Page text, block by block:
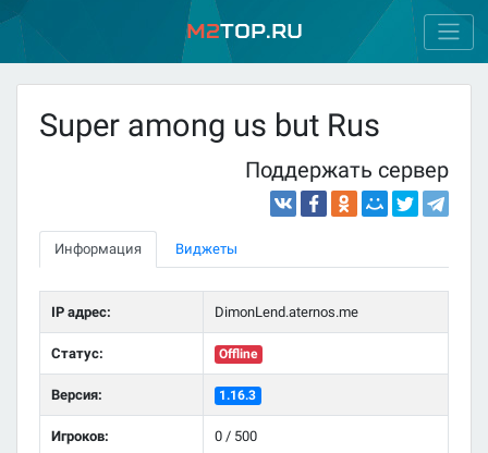
M2Top.ru
Super among us but Rus
Поддержать сервер
Информация Виджеты
IP адрес: DimonLend.aternos.me
Статус: Offline
Версия: 1.16.3
Игроков: 0 / 500